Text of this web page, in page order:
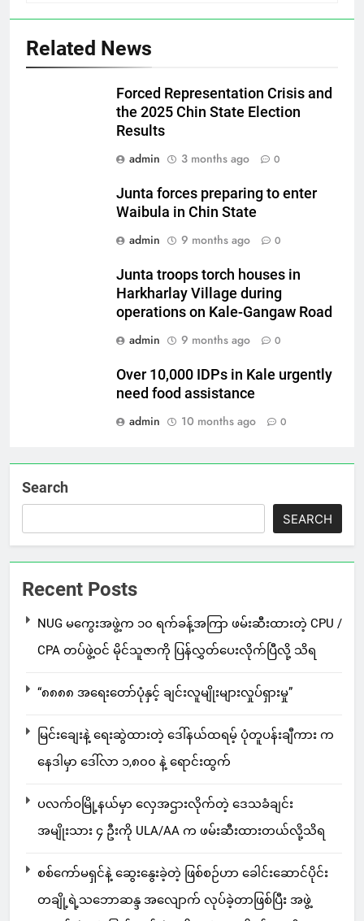
Related News
Forced Representation Crisis and
the 2025 Chin State Election
Results
admin
3 months ago 0
Junta forces preparing to enter
Waibula in Chin State
admin
9 months ago 0
Junta troops torch houses in
Harkharlay Village during
operations on Kale-Gangaw Road
admin
9 months ago 0
Over 10,000 IDPs in Kale urgently
need food assistance
admin
10 months ago 0
Search
SEARCH
Recent Posts
NUG မကွေးအဖွဲ့က ၁၀ ရက်ခန့်အကြာ ဖမ်းဆီးထားတဲ့ CPU /
CPA တပ်ဖွဲ့ဝင် မိုင်သူဇာကို ပြန်လွှတ်ပေးလိုက်ပြီလို့ သိရ
“၈၈၈၈ အရေးတော်ပုံနှင့် ချင်းလူမျိုးများလှုပ်ရှားမှု”
မြင်းချေးနဲ့ ရေးဆွဲထားတဲ့ ဒေါ်နယ်ထရမ့် ပုံတူပန်းချီကား က
နေဒါမှာ ဒေါ်လာ ၁,၈၀၀ နဲ့ ရောင်းထွက်
ပလက်ဝမြို့နယ်မှာ လှေအဌားလိုက်တဲ့ ဒေသခံချင်း
အမျိုးသား ၄ ဦးကို ULA/AA က ဖမ်းဆီးထားတယ်လို့သိရ
စစ်ကော်မရှင်နဲ့ ဆွေးနွေးခဲ့တဲ့ ဖြစ်စဉ်ဟာ ခေါင်းဆောင်ပိုင်း
တချို့ရဲ့သဘောဆန္ဒ အလျောက် လုပ်ခဲ့တာဖြစ်ပြီး အဖွဲ့